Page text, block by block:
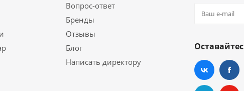
Вопрос-ответ
Бренды
Отзывы
Блог
Написать директору